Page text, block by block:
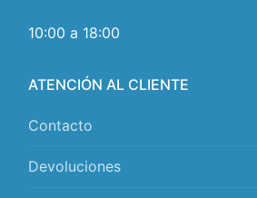
10:00 a 18:00
ATENCIÓN AL CLIENTE
Contacto
Devoluciones